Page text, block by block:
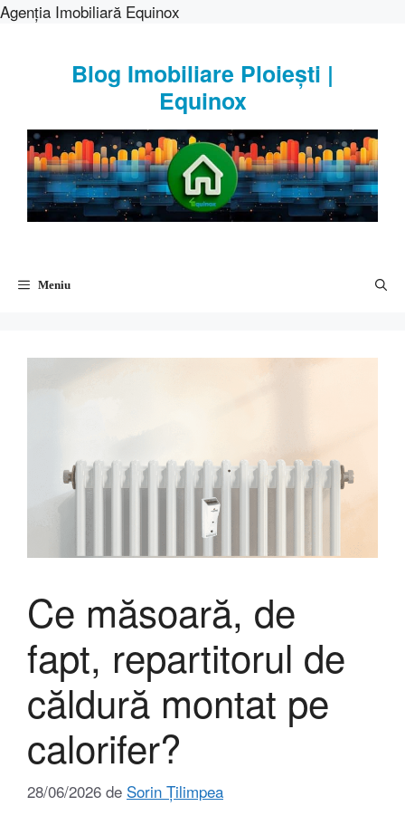
Agenția Imobiliară Equinox
Blog Imobiliare Ploiești |
Equinox
Meniu
Ce măsoară, de
fapt, repartitorul de
căldură montat pe
calorifer?
28/06/2026 de Sorin Țilimpea